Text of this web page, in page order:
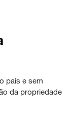
país e sem
da propriedade